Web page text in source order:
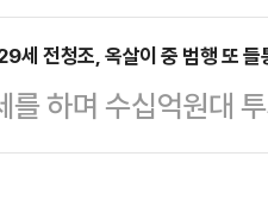
학생들에…
에 집행유예 4년을
사망)와 동거를 시
과 이혼한 상태였고
결과가 향후 보수 재
승리가 이재명 정부
부를 향한 보수층 내
.한동훈 당선인은 4
세 전청조, 옥살이 중 범행 또 들
를 하며 수십억원대
거 저질렀던 범행이